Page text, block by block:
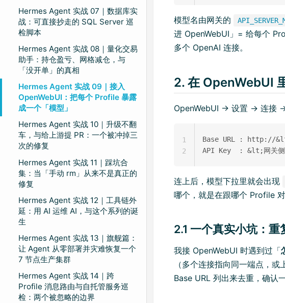
Hermes Agent 实战 07｜数据库实
战：可直接抄走的 SQL Server 巡
检脚本
Hermes Agent 实战 08｜量化交易
助手：持仓盈亏、网格减仓，与
「没开单」的真相
Hermes Agent 实战 09｜接入
OpenWebUI：把每个 Profile 暴露
成一个「模型」
Hermes Agent 实战 10｜升级不翻
车，与给上游提 PR：一个被冲掉三
次的修复
Hermes Agent 实战 11｜踩坑合
集：当「手动 rm」从来不是真正的
修复
Hermes Agent 实战 12｜工具链外
延：用 AI 运维 AI，与这个系列的诞
生
Hermes Agent 实战 13｜旗舰篇：
让 Agent 从零部署并灾难恢复一个
7 节点生产集群
Hermes Agent 实战 14｜跨
Profile 消息路由与自托管服务巡
检：两个被忽略的边界
模型名由网关的
进 OpenWebUI」= 给每个
多个 OpenAI 连接。
2. 在 OpenWebUI
OpenWebUI → 设置 → 连接 →
Base URL : http://
1
2
连上后，模型下拉里就会出现
哪个，就是在跟哪个 Profile
2.1 一个真实小坑：重
我接 OpenWebUI 时遇到过「
（多个连接指向同一端点，
Base URL 列出来去重，确认